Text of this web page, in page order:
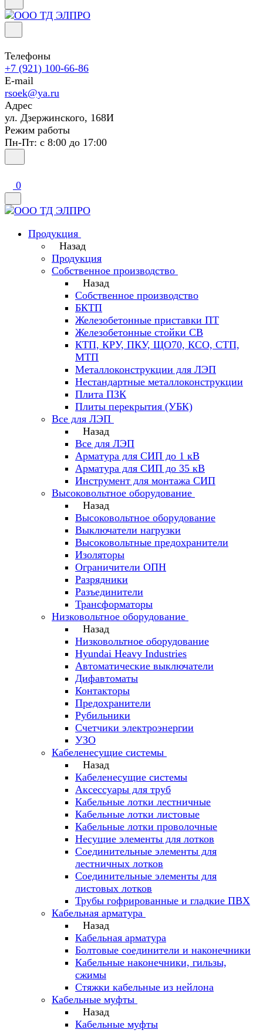
Телефоны
+7 (921) 100-66-86
E-mail
rsoek@ya.ru
Адрес
ул. Дзержинского, 168И
Режим работы
Пн-Пт: с 8:00 до 17:00
0
Продукция
Назад
Продукция
Собственное производство
Назад
Собственное производство
БКТП
Железобетонные приставки ПТ
Железобетонные стойки СВ
КТП, КРУ, ПКУ, ЩО70, КСО, СТП,
МТП
Металлоконструкции для ЛЭП
Нестандартные металлоконструкции
Плита ПЗК
Плиты перекрытия (УБК)
Все для ЛЭП
Назад
Все для ЛЭП
Арматура для СИП до 1 кВ
Арматура для СИП до 35 кВ
Инструмент для монтажа СИП
Высоковольтное оборудование
Назад
Высоковольтное оборудование
Выключатели нагрузки
Высоковольтные предохранители
Изоляторы
Ограничители ОПН
Разрядники
Разъединители
Трансформаторы
Низковольтное оборудование
Назад
Низковольтное оборудование
Hyundai Heavy Industries
Автоматические выключатели
Дифавтоматы
Контакторы
Предохранители
Рубильники
Счетчики электроэнергии
УЗО
Кабеленесущие системы
Назад
Кабеленесущие системы
Аксессуары для труб
Кабельные лотки лестничные
Кабельные лотки листовые
Кабельные лотки проволочные
Несущие элементы для лотков
Соединительные элементы для
лестничных лотков
Соединительные элементы для
листовых лотков
Трубы гофрированные и гладкие ПВХ
Кабельная арматура
Назад
Кабельная арматура
Болтовые соединители и наконечники
Кабельные наконечники, гильзы,
сжимы
Стяжки кабельные из нейлона
Кабельные муфты
Назад
Кабельные муфты